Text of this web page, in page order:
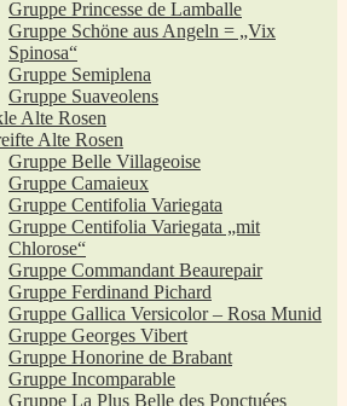
Gruppe Princesse de Lamballe
Gruppe Schöne aus Angeln = „Vix
Spinosa“
Gruppe Semiplena
Gruppe Suaveolens
Alte Rosen
Alte Rosen
Gruppe Belle Villageoise
Gruppe Camaieux
Gruppe Centifolia Variegata
Gruppe Centifolia Variegata „mit
Chlorose“
Gruppe Commandant Beaurepair
Gruppe Ferdinand Pichard
Gruppe Gallica Versicolor – Rosa Munid
Gruppe Georges Vibert
Gruppe Honorine de Brabant
Gruppe Incomparable
Gruppe La Plus Belle des Ponctuées